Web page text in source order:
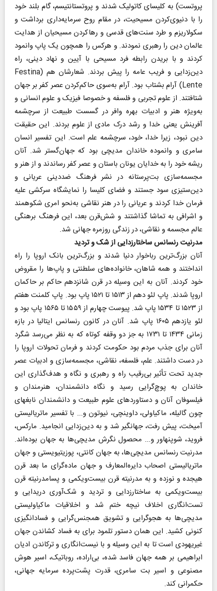
پروتست) به کلیسای کاتولیک شدند و پروتستانتیسم، گام بلند خود
را با دنیوی‌کردن ‌مسیحیت، در مقام روح سرمایه‌داری برداشت و
سکولاریزم و طرد سنت‌های قدسی و رهاکردن مسیحیان از هدایت
عالمان دین را رهبری نمودند. و هر‌کس را همچون‌ یک پاپ وانمود
کردند و با بریدن ‌رابطه ‌فرد مسیحی با آیین و نهاد دینی، راه
دین‌زدایی و فریب‌ عامه را پیش بردند. شعارشان هم (‌Festina
Lente) آرام بشتاب بود. آرام به‌سوی حاکم‌کردن عصر کفر بر جهان
شتافتند. از علوم تجربی و فلسفه و خصوصا فیزیک و علوم انسانی و
به‌ویژه هنر و ادبیات بهره وافر در گسست طبیعت از سرچشمه
آفرینش یعنی خدا و رشد درک‌ مادی از علوم بردند. این حقیقت
دین نبود، زیرا خدا، خود، سرچشمه علم است. این تفسیر انسان
سامری و وانموده خاندان مدیچی بود که جهان‌گستر شد. آنان
ریشه خود را به خدایان یونان باستان و عصر کفر رساندند و از هنر و
مجسمه‌سازی بت‌پرستانه در نشر فرهنگ ضد‌دینی عریانی و
دین‌ستیزی سود جستند و فضای کلیسا را نمایشگاه سرکشی علیه
فرمان خدا کردند و عریانی را در هنر نقاشی به‌نحو امری شکوهمند
و اشرافی به تماشا گذاشتند و شش‌قرن بعد، این فرهنگ برهنگی
عالم مجسمه و نقاشی، در زندگی روزمره جهانی شد.
مدرنیت رنسانس ساختارزدایی از شک و تردید
آنان بزرگ‌ترین رباخوار دنیا شدند و بزرگ‌ترین بانک اروپا را راه
انداختند و همه شاهان، خانواده‌های سلطنتی و پاپ‌ها را مقروض
خود کردند. آنان به این وسیله در قرن شانزدهم حاکم بر حاکمان
اروپا شدند. پاپ لئو دهم از ۱۵۱۳ تا ۱۵۲۱ پاپ بود. پاپ کلمنت هفتم
از ۱۵۲۳ تا ۱۵۳۴ پاپ شد. پیوست چهارم از ۱۵۵۹ تا ۱۵۶۵ پاپ بود و
لئو یازدهم ۱۶۰۵ پاپ شد. آنان در کانون‌ رنسانس ایتالیا در بازه
زمانی ۱۴۳۴ تا ۱۷۳۱ به جز دو وقفه کوتاه که به نظر می‌رسد شگرد
آنان برای جذب مردم بود حکومت کردند و فرمان تحولات اروپا را
در دست داشتند. علم، فلسفه، نقاشی، مجسمه‌سازی و ادبیات عصر
جدید تحت تأثیر بی‌رقیب راه و رهبری و نگاه و هدف‌گذاری این
خاندان به پوچ‌گرایی رسید و نگاه دانشمندان، هنرمندان و
فیلسوفان آنان و دستاوردهای علوم طبیعت و دانشمندان نابغهای
چون ‌گالیله، ماکیاولی، داوینچی، نیوتون و... با تفسیر ماتریالیستی
آمیخت، پیش رفت، جهانگیر شد و به دین‌زدایی انجامید. مارکس،
فروید، شوپنهاور و... محصول نگرش مدیچی‌ها به جهان بوده‌اند.
مدرنیت رنسانس مدیچی‌ها، به جهان کانتی، پوزیتیویستی و جهان
ماتریالیستی اصحاب دایره‌المعارف و جهان ماده‌گرای ما بعد قرن
هیجده و نوزده و به مدرنیته قرن بیست‌و‌یکمی و پسامدرنیته قرن
بیست‌و‌یکمی به ساختارزدایی و تردید و شک‌آوری دریدایی و
تست‌انگاری اخلاف نیچه ختم شد و اخلاقیات ماکیاولیستی
مدیچی‌ها به هجوگرایی و تشویق همجنس‌گرایی و فسادانگیزی
کنونی کشید. این همان دستور تلمود برای به فساد کشاندن جهان
غیریهودی است تا به این وسیله و با نیست‌انگاری و ترکاندن ادیان
ابراهیمی بر همه جهان فاسد شده، بی‌اراده، روباتیک، اسیر هوش
مصنوعی و اسیر بت سامری، قدرت پشت‌پرده سرمایه جهانی،
حکمرانی کند.